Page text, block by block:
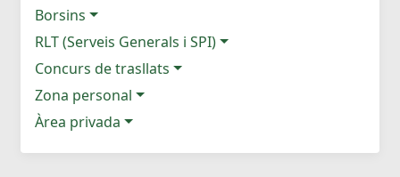
Borsins
RLT (Serveis Generals i SPI)
Concurs de trasllats
Zona personal
Àrea privada